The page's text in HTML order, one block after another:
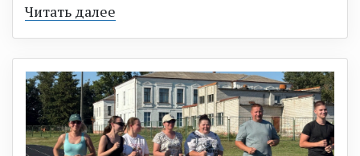
Читать далее